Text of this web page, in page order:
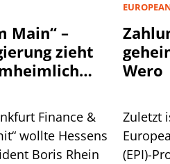
Main“ –
zieht
Finance &
wollte Hessens
Boris Rhein
Wero
Zuletzt
(EPI)-